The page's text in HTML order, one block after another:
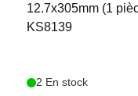
12.7x305mm (1
KS8139
2 En stock